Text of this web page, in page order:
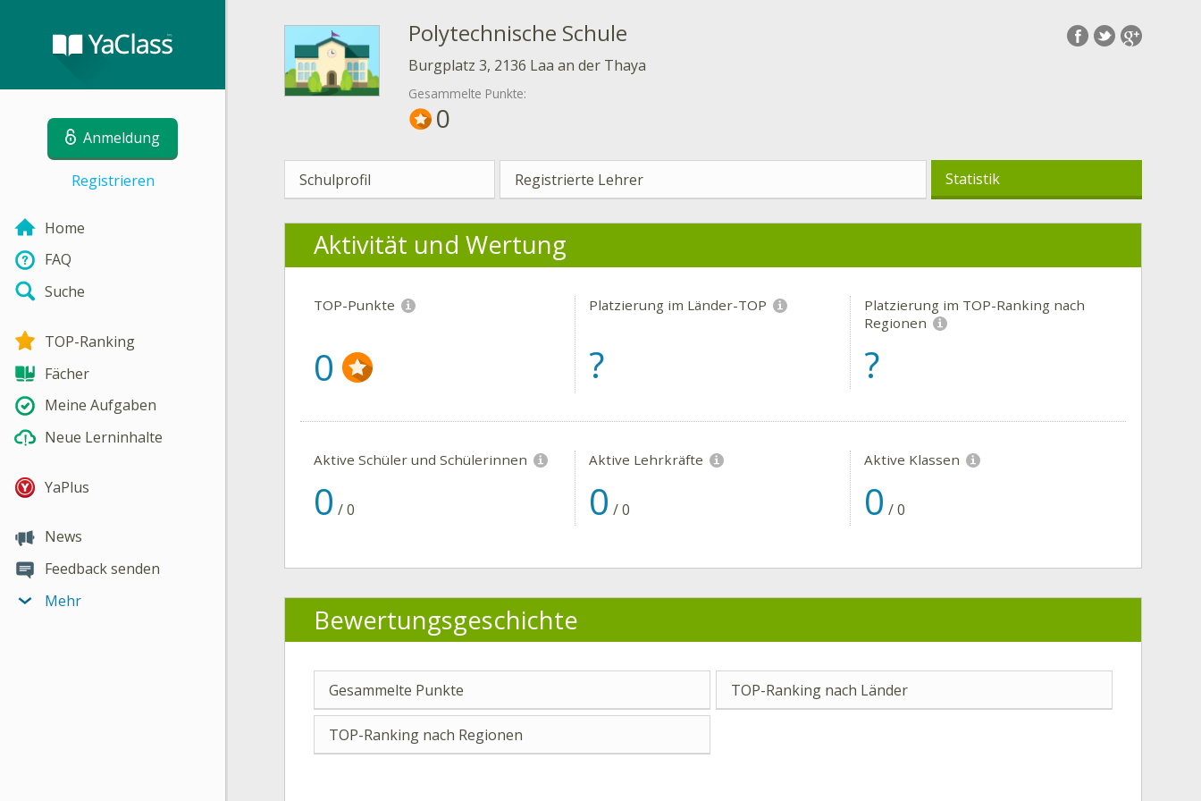
Anmeldung
Registrieren
Home
FAQ
Suche
TOP-Ranking
Fächer
Meine Aufgaben
Neue Lerninhalte
YaPlus
News
Feedback senden
Mehr
Polytechnische Schule
Burgplatz 3, 2136 Laa an der Thaya
Gesammelte Punkte:
0
Schulprofil Registrierte Lehrer Statistik
Aktivität und Wertung
TOP-Punkte
0
Platzierung im Länder-TOP
?
Platzierung im TOP-Ranking nach
Regionen
?
Aktive Schüler und Schülerinnen
0 /0
Aktive Lehrkräfte
0 /0
Aktive Klassen
0 /0
Bewertungsgeschichte
Gesammelte Punkte TOP-Ranking nach Länder
TOP-Ranking nach Regionen